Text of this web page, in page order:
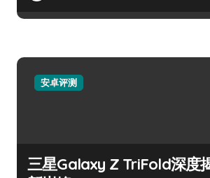
安卓评测
三星Galaxy Z TriFold深度